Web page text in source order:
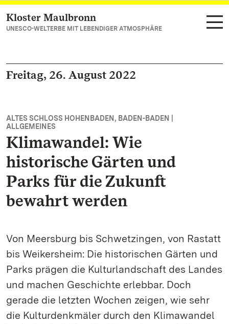
Zum Hauptinhalt springen
Kloster Maulbronn
UNESCO-WELTERBE MIT LEBENDIGER ATMOSPHÄRE
Freitag, 26. August 2022
ALTES SCHLOSS HOHENBADEN, BADEN-BADEN |
ALLGEMEINES
Klimawandel: Wie
historische Gärten und
Parks für die Zukunft
bewahrt werden
Von Meersburg bis Schwetzingen, von Rastatt
bis Weikersheim: Die historischen Gärten und
Parks prägen die Kulturlandschaft des Landes
und machen Geschichte erlebbar. Doch
gerade die letzten Wochen zeigen, wie sehr
die Kulturdenkmäler durch den Klimawandel